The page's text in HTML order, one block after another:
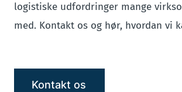
logistiske udfordringer mange
med. Kontakt os og hør, hvordan vi
Kontakt os